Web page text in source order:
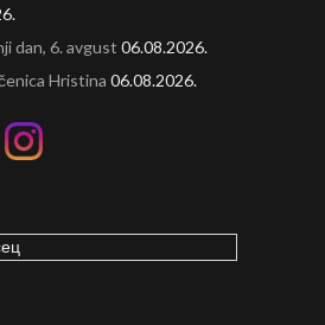
dan, 6. avgust 06.08.2026.
Hristina 06.08.2026.